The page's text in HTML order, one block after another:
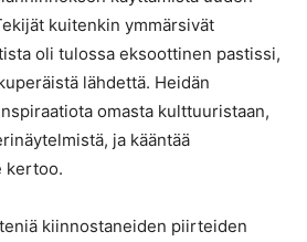
kuitenkin ymmärsivät
oli tulossa eksoottinen pastissi,
lähdettä. Heidän
omasta kulttuuristaan,
ja kääntää
kertoo.
kiinnostaneiden piirteiden